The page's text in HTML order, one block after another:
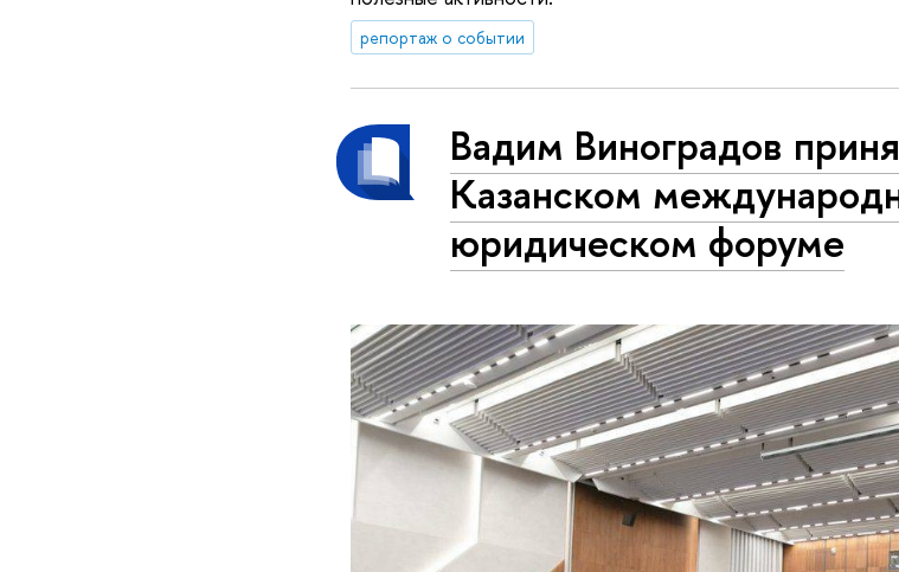
репортаж о событии
Вадим Виноградов
Казанском
юридическом форуме